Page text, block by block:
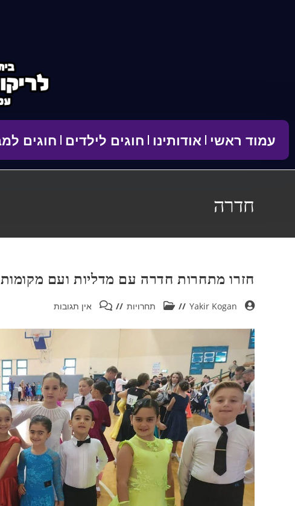
עמוד ראשי אודותינו חוגים לילדים חוגים
חדרה
חזרו מתחרות חדרה עם מדליות ועם
Yakir Kogan תחרויות אין תגובות